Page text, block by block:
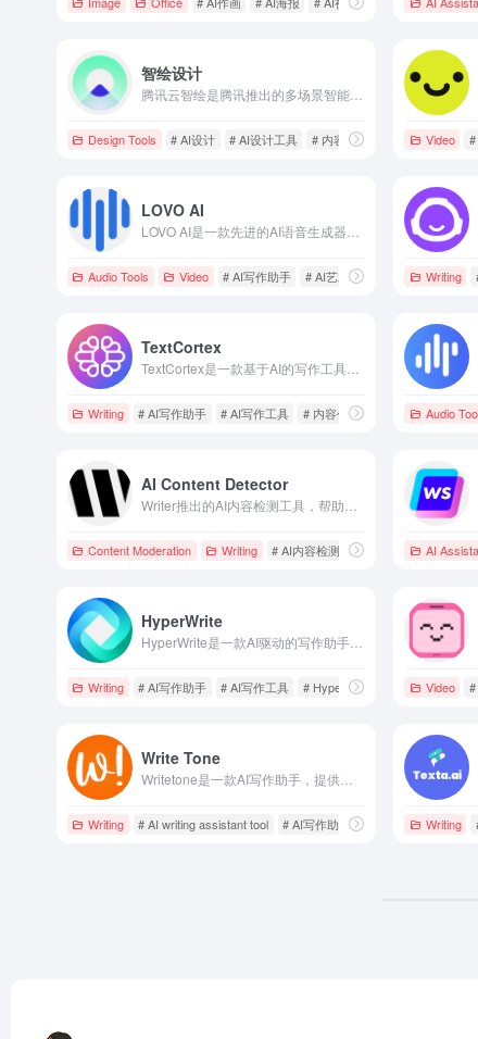
智绘设计
Design Tools # AI设计 # AI设计工具 # 内容创作 Video
LOVO AI
Audio Tools Video # AI写作助手 # AI艺术生成器 # AI语音生成
Writing
TextCortex
Writing # AI写作助手 # AI写作工具 # 内容创作 Audio
AI Content Detector
Content Moderation Writing # AI内容检测 # Writer # 人工智能
AI
HyperWrite
Writing # AI写作助手 # AI写作工具 # HyperWrite Video
Write Tone
Writing # AI writing assistant tool # AI写作助手 # AI写作工具Writing